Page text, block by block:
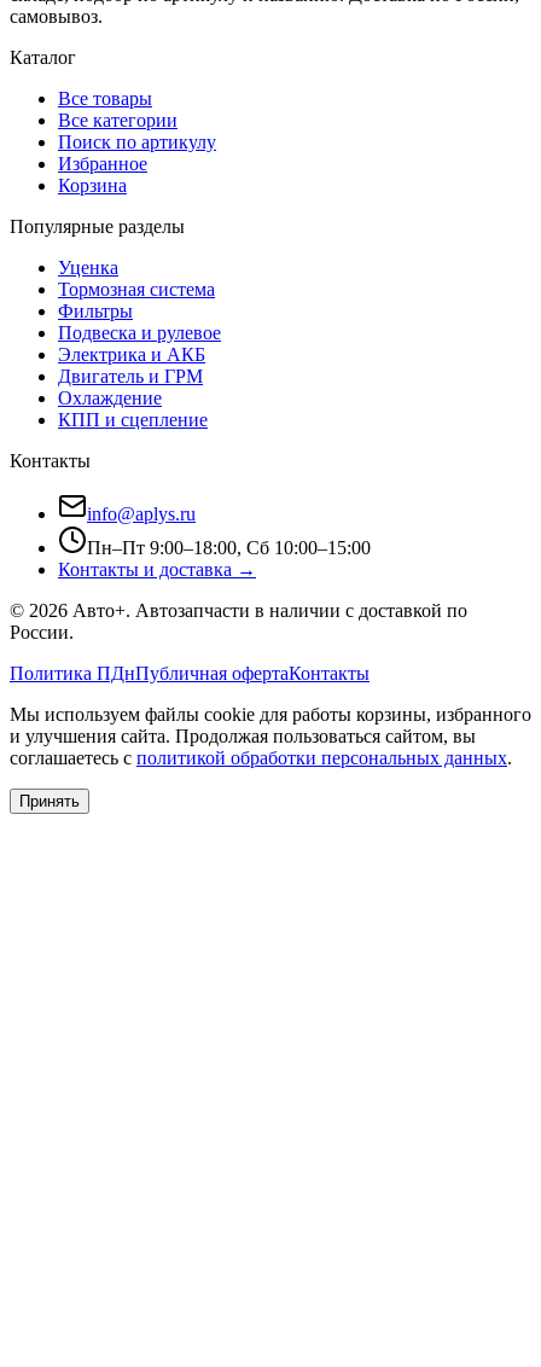
самовывоз.
Каталог
Все товары
Все категории
Поиск по артикулу
Избранное
Корзина
Популярные разделы
Уценка
Тормозная система
Фильтры
Подвеска и рулевое
Электрика и АКБ
Двигатель и ГРМ
Охлаждение
КПП и сцепление
Контакты
info@aplys.ru
Пн–Пт 9:00–18:00, Сб 10:00–15:00
Контакты и доставка →
© 2026 Авто+. Автозапчасти в наличии с доставкой по
России.
Политика ПДнПубличная офертаКонтакты
Мы используем файлы cookie для работы корзины, избранного
и улучшения сайта. Продолжая пользоваться сайтом, вы
соглашаетесь с политикой обработки персональных данных.
Принять